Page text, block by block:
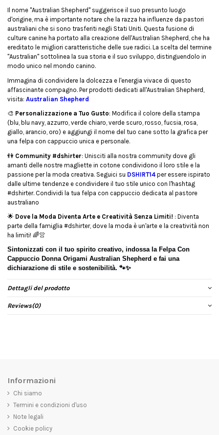
Il nome "Australian Shepherd" suggerisce il suo presunto luogo
d'origine, ma è importante notare che la razza ha influenze da pastori
australiani che si sono trasferiti negli Stati Uniti. Questa fusione di
culture canine ha portato alla creazione dell'Australian Shepherd, che ha
ereditato le migliori caratteristiche delle sue radici. La scelta del termine
"Australian" sottolinea la sua storia e il suo sviluppo, distinguendolo in
modo unico nel mondo canino.
Immagina di condividere la dolcezza e l'energia vivace di questo
affascinante compagno. Per prodotti dedicati all'Australian Shepherd,
visita: Australian Shepherd
🎨 Personalizzazione a Tuo Gusto: Modifica il colore della stampa
(blu, blu navy, azzurro, verde chiaro, verde scuro, rosso, fucsia, rosa,
giallo, arancio, oro) e aggiungi il nome del tuo cane sotto la grafica per
una felpa con cappuccio unica e personale.
👫 Community #dshirter: Unisciti alla nostra community dove gli
amanti delle nostre magliette in cotone condividono il loro stile e la
passione per la moda creativa. Seguici su DSHIRT14 per essere ispirato
dalle ultime tendenze e condividere il tuo stile unico con l'hashtag
#dshirter. Condividi la tua felpa con cappuccio dedicata al pastore
australiano
🌟 Dove la Moda Diventa Arte e Creatività Senza Limiti! : Diventa
parte della famiglia #dshirter, dove la moda è un'arte e la creatività non
ha limiti! 🌈👚
Sintonizzati con il tuo spirito creativo, indossa la Felpa Con
Cappuccio Donna Origami Australian Shepherd e fai una
dichiarazione di stile e sostenibilità. 🐾✨
Dettagli del prodotto
Reviews(0)
Informazioni
Chi siamo
Termini e condizioni d'uso
Note legali
Cookie policy